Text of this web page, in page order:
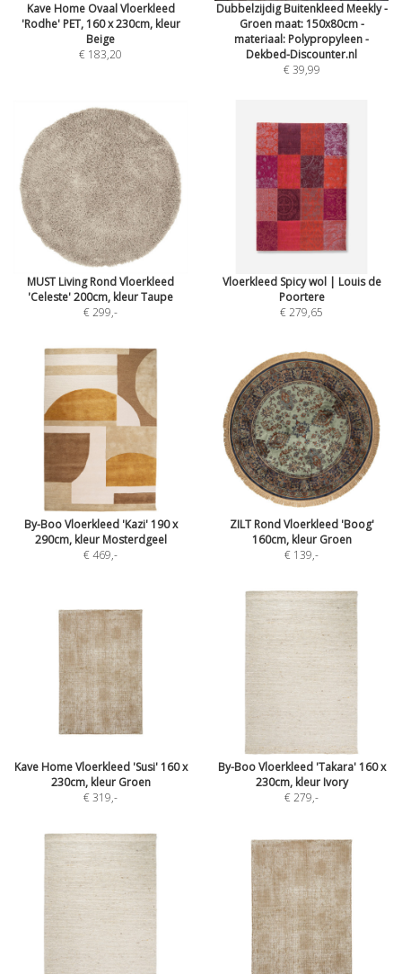
Kave Home Ovaal Vloerkleed
'Rodhe' PET, 160 x 230cm, kleur
Beige
€ 183,20
Dubbelzijdig Buitenkleed Meekly -
Groen maat: 150x80cm -
materiaal: Polypropyleen -
Dekbed-Discounter.nl
€ 39,99
MUST Living Rond Vloerkleed
'Celeste' 200cm, kleur Taupe
€ 299,-
Vloerkleed Spicy wol | Louis de
Poortere
€ 279,65
By-Boo Vloerkleed 'Kazi' 190 x
290cm, kleur Mosterdgeel
€ 469,-
ZILT Rond Vloerkleed 'Boog'
160cm, kleur Groen
€ 139,-
Kave Home Vloerkleed 'Susi' 160 x
230cm, kleur Groen
€ 319,-
By-Boo Vloerkleed 'Takara' 160 x
230cm, kleur Ivory
€ 279,-